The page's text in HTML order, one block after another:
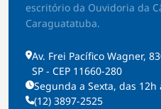
escritório da Ouvidoria da
Caraguatatuba.
Av. Frei Pacífico Wagner,
SP - CEP 11660-280
Segunda a Sexta, das 12h
(12) 3897-2525